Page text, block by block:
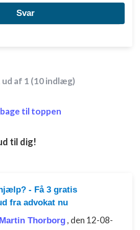
Svar
ud af 1 (10 indlæg)
til toppen
til dig!
- Få 3 gratis
fra advokat nu
Martin Thorborg , den 12-08-
fra forskellige